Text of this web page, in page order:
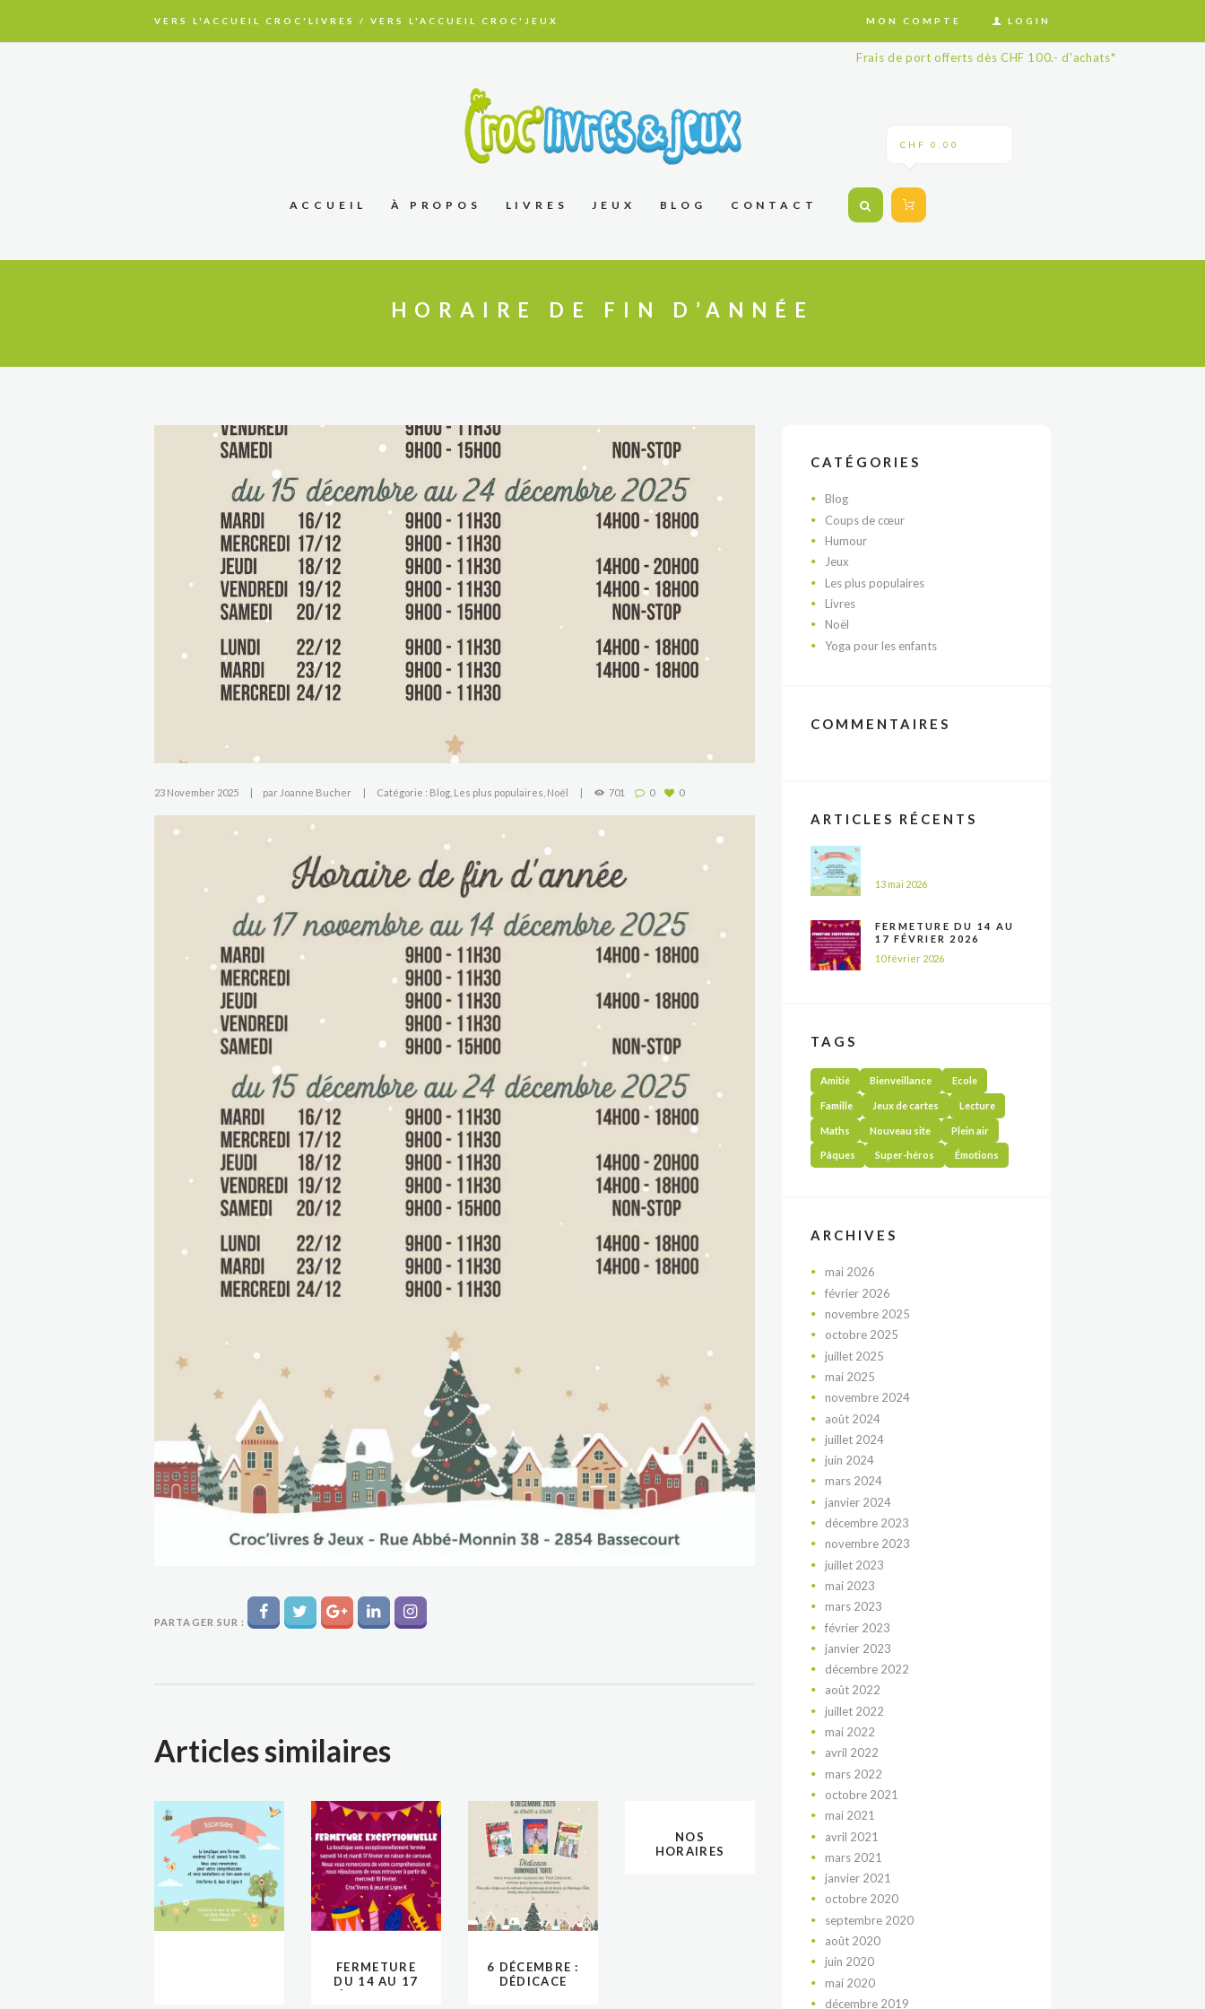
VERS L'ACCUEIL CROC'LIVRES / VERS L'ACCUEIL CROC'JEUX MON COMPTE LOGIN
Frais de port offerts dès CHF 100.- d'achats*
ACCUEIL À PROPOS LIVRES JEUX BLOG CONTACT
CHF 0.00
HORAIRE DE FIN D’ANNÉE
23 November 2025 par Joanne Bucher Catégorie : Blog, Les plus populaires Noël 701 0 0
PARTAGER SUR :
Articles similaires
FERMETURE
DU 14 AU 17
6 DÉCEMBRE :
DÉDICACE
NOS
HORAIRES
CATÉGORIES
Blog
Coups de cœur
Humour
Jeux
Les plus populaires
Livres
Noël
Yoga pour les enfants
COMMENTAIRES
ARTICLES RÉCENTS
13 mai 2026
FERMETURE DU 14 AU
17 FÉVRIER 2026
10 février 2026
TAGS
Amitié Bienveillance Ecole
Famille Jeux de cartes Lecture
Maths Nouveau site Plein air
Pâques Super-héros Émotions
ARCHIVES
mai 2026
février 2026
novembre 2025
octobre 2025
juillet 2025
mai 2025
novembre 2024
août 2024
juillet 2024
juin 2024
mars 2024
janvier 2024
décembre 2023
novembre 2023
juillet 2023
mai 2023
mars 2023
février 2023
janvier 2023
décembre 2022
août 2022
juillet 2022
mai 2022
avril 2022
mars 2022
octobre 2021
mai 2021
avril 2021
mars 2021
janvier 2021
octobre 2020
septembre 2020
août 2020
juin 2020
mai 2020
décembre 2019